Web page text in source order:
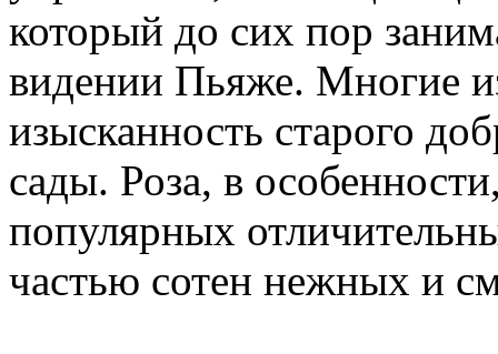
который до сих пор
видении Пьяже. Многие
изысканность старого
сады. Роза, в
популярных
частью сотен нежных и